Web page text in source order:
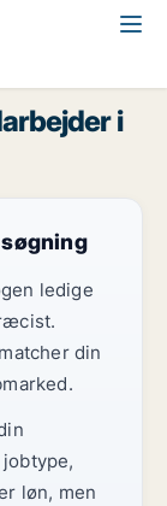
i
ledige
din
løn, men